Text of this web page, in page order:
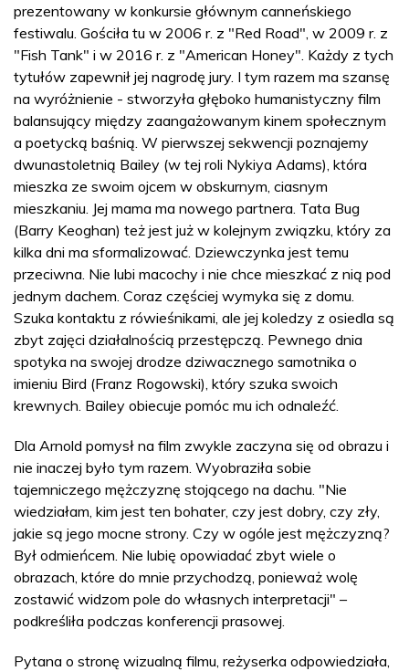
prezentowany w konkursie głównym canneńskiego
festiwalu. Gościła tu w 2006 r. z "Red Road", w 2009 r. z
"Fish Tank" i w 2016 r. z "American Honey". Każdy z tych
tytułów zapewnił jej nagrodę jury. I tym razem ma szansę
na wyróżnienie - stworzyła głęboko humanistyczny film
balansujący między zaangażowanym kinem społecznym
a poetycką baśnią. W pierwszej sekwencji poznajemy
dwunastoletnią Bailey (w tej roli Nykiya Adams), która
mieszka ze swoim ojcem w obskurnym, ciasnym
mieszkaniu. Jej mama ma nowego partnera. Tata Bug
(Barry Keoghan) też jest już w kolejnym związku, który za
kilka dni ma sformalizować. Dziewczynka jest temu
przeciwna. Nie lubi macochy i nie chce mieszkać z nią pod
jednym dachem. Coraz częściej wymyka się z domu.
Szuka kontaktu z rówieśnikami, ale jej koledzy z osiedla są
zbyt zajęci działalnością przestępczą. Pewnego dnia
spotyka na swojej drodze dziwacznego samotnika o
imieniu Bird (Franz Rogowski), który szuka swoich
krewnych. Bailey obiecuje pomóc mu ich odnaleźć.
Dla Arnold pomysł na film zwykle zaczyna się od obrazu i
nie inaczej było tym razem. Wyobraziła sobie
tajemniczego mężczyznę stojącego na dachu. "Nie
wiedziałam, kim jest ten bohater, czy jest dobry, czy zły,
jakie są jego mocne strony. Czy w ogóle jest mężczyzną?
Był odmieńcem. Nie lubię opowiadać zbyt wiele o
obrazach, które do mnie przychodzą, ponieważ wolę
zostawić widzom pole do własnych interpretacji" –
podkreśliła podczas konferencji prasowej.
Pytana o stronę wizualną filmu, reżyserka odpowiedziała,